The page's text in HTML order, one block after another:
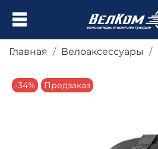
Главная Велоаксессуары
-34% Предзаказ